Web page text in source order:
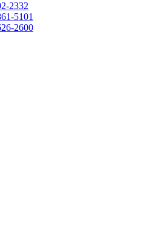
2332
5101
2600